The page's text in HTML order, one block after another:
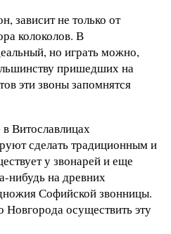
зависит не только от
колоколов. В
но играть можно,
пришедших на
эти звоны запомнятся
Витославлицах
сделать традиционным и
у звонарей и еще
нибудь на древних
Софийской звонницы.
осуществить эту